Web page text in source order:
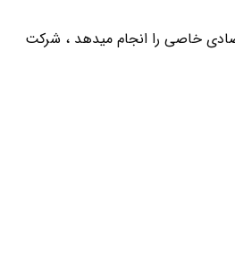
خاصی را انجام میدهد ، شرکت